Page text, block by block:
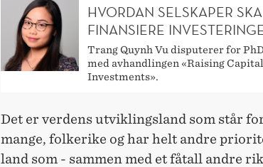
HVORDAN SELSKAPER
FINANSIERE
Trang Quynh Vu disputerer for
med avhandlingen «Raising
Investments».
Det er verdens utviklingsland som står
mange, folkerike og har helt andre
land som - sammen med et fåtall andre